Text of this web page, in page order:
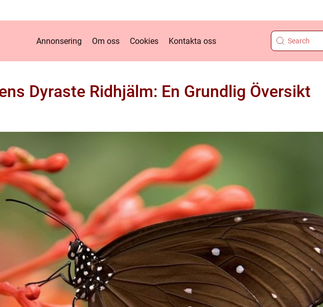
Annonsering Om oss Cookies Kontakta oss
Dyraste Ridhjälm: En Grundlig Översikt